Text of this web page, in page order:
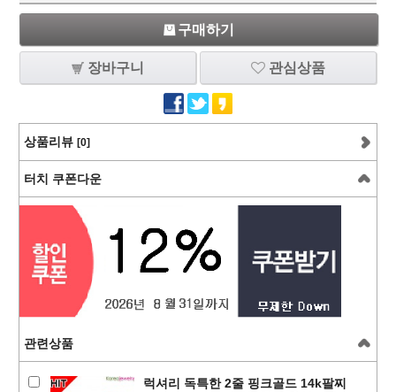
구매하기
장바구니 관심상품
상품리뷰 [0]
터치 쿠폰다운
관련상품
럭셔리 독특한 2줄 핑크골드 14k팔찌